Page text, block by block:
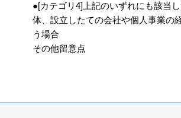
●[カテゴリ4]上記のいずれにも該当
体、設立したての会社や個人事業の
う場合
その他留意点